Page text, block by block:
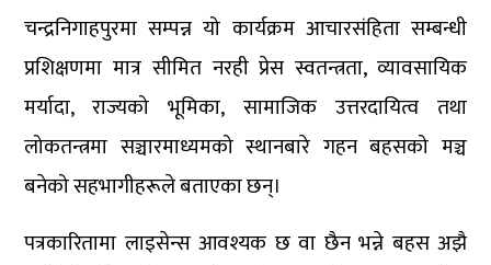
चन्द्रनिगाहपुरमा सम्पन्न यो कार्यक्रम आचारसंहिता सम्बन्धी
प्रशिक्षणमा मात्र सीमित नरही प्रेस स्वतन्त्रता, व्यावसायिक
मर्यादा, राज्यको भूमिका, सामाजिक उत्तरदायित्व तथा
लोकतन्त्रमा सञ्चारमाध्यमको स्थानबारे गहन बहसको मञ्च
बनेको सहभागीहरूले बताएका छन्।
पत्रकारितामा लाइसेन्स आवश्यक छ वा छैन भन्ने बहस अझै